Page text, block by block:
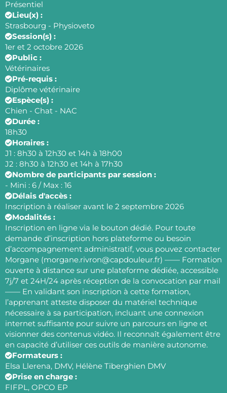
Présentiel
Lieu(x) :
Strasbourg - Physioveto
Session(s) :
1er et 2 octobre 2026
Public :
Vétérinaires
Pré-requis :
Diplôme vétérinaire
Espèce(s) :
Chien - Chat - NAC
Durée :
18h30
Horaires :
J1 : 8h30 à 12h30 et 14h à 18h00
J2 : 8h30 à 12h30 et 14h à 17h30
Nombre de participants par session :
- Mini : 6 / Max : 16
Délais d'accès :
Inscription à réaliser avant le 2 septembre 2026
Modalités :
Inscription en ligne via le bouton dédié. Pour toute
demande d’inscription hors plateforme ou besoin
d’accompagnement administratif, vous pouvez contacter
Morgane (morgane.rivron@capdouleur.fr) —— Formation
ouverte à distance sur une plateforme dédiée, accessible
7j/7 et 24H/24 après réception de la convocation par mail
—— En validant son inscription à cette formation,
l’apprenant atteste disposer du matériel technique
nécessaire à sa participation, incluant une connexion
internet suffisante pour suivre un parcours en ligne et
visionner des contenus vidéo. Il reconnaît également être
en capacité d’utiliser ces outils de manière autonome.
Formateurs :
Elsa Llerena, DMV, Hélène Tiberghien DMV
Prise en charge :
FIFPL, OPCO EP